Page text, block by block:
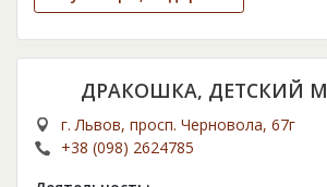
ДРАКОШКА, ДЕТСКИЙ
г. Львов, просп. Черновола, 67г
+38 (098) 2624785